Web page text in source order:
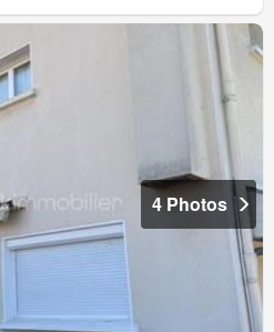
4 Photos